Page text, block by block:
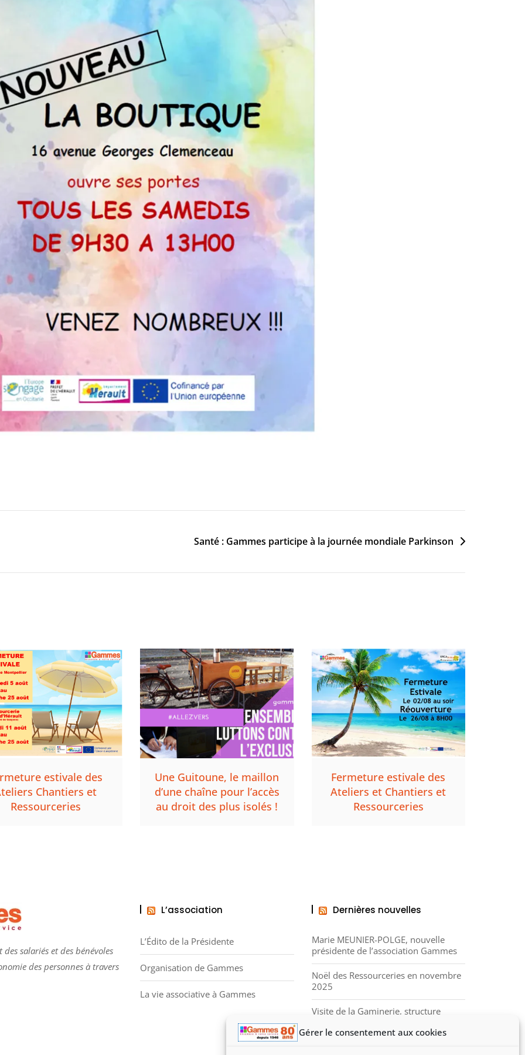
Gérer le consentement aux cookies
Santé : Gammes participe à la journée mondiale Parkinson
estivale des
Chantiers et
Ressourceries
Une Guitoune, le maillon
d’une chaîne pour l’accès
au droit des plus isolés !
Fermeture estivale des
Ateliers et Chantiers et
Ressourceries
salariés et des bénévoles
des personnes à travers
L’association
L’Édito de la Présidente
Organisation de Gammes
La vie associative à Gammes
Dernières nouvelles
Marie MEUNIER-POLGE, nouvelle
présidente de l’association Gammes
Noël des Ressourceries en novembre
2025
Visite de la Gaminerie, structure